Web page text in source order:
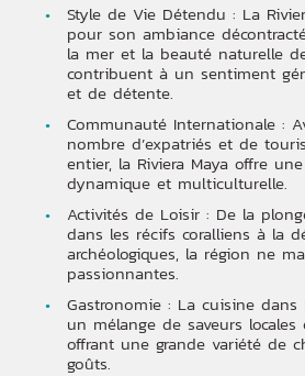
Style de Vie Détendu : La
pour son ambiance
la mer et la beauté naturelle
contribuent à un sentiment
et de détente.
Communauté Internationale :
nombre d’expatriés et de
entier, la Riviera Maya offre
dynamique et multiculturelle.
Activités de Loisir : De la
dans les récifs coralliens à la
archéologiques, la région ne
passionnantes.
Gastronomie : La cuisine dans
un mélange de saveurs
offrant une grande variété de
goûts.